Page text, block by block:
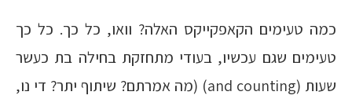
כמה טעימים הקאפקייקס האלה? וואו, כל כך. כל כך
טעימים שגם עכשיו, בעודי מתחזקת בחילה בת כעשר
שעות (and counting) (מה אמרתם? שיתוף יתר? די נו,